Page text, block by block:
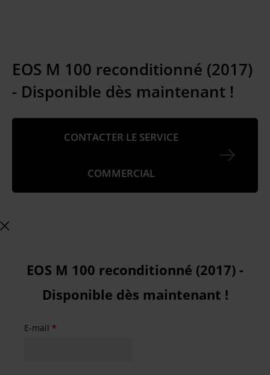
EOS M 100 reconditionné (2017)
- Disponible dès maintenant !
CONTACTER LE SERVICE
COMMERCIAL
EOS M 100 reconditionné (2017) -
Disponible dès maintenant !
E-mail *